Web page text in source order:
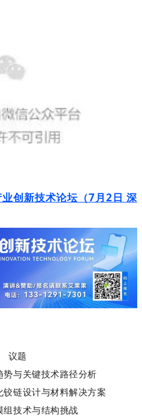
创新技术论坛（7月2日 深
议题
与关键技术路径分析
链设计与材料解决方案
组技术与结构挑战